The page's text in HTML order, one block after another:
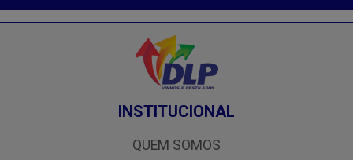
INSTITUCIONAL
QUEM SOMOS